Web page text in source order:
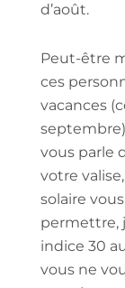
d’août.
Peut-être
ces
vacances
vous parle
votre
solaire
permettre,
indice 30
vous ne